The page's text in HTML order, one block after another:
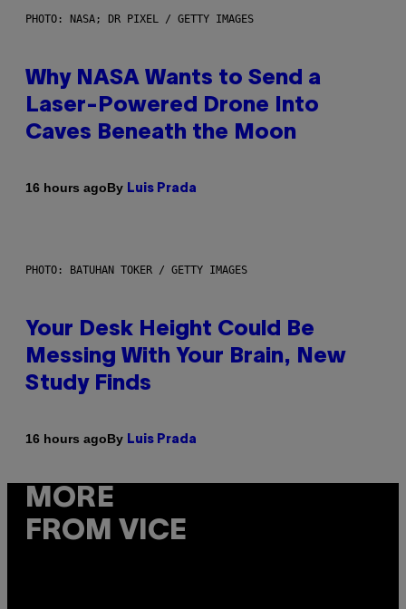
PHOTO: NASA; DR PIXEL / GETTY IMAGES
Why NASA Wants to Send a
Laser-Powered Drone Into
Caves Beneath the Moon
16 hours agoBy Luis Prada
PHOTO: BATUHAN TOKER / GETTY IMAGES
Your Desk Height Could Be
Messing With Your Brain, New
Study Finds
16 hours agoBy Luis Prada
MORE
FROM VICE